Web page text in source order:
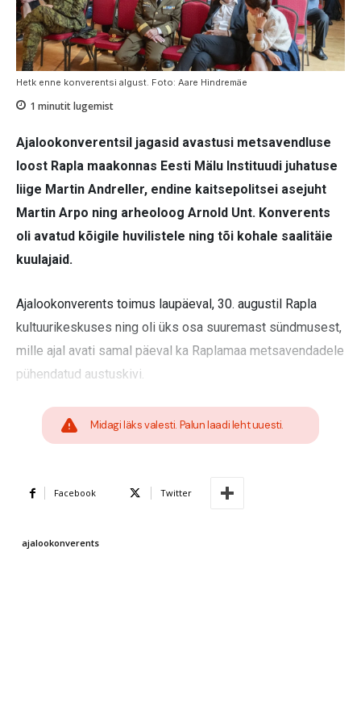
Hetk enne konverentsi algust. Foto: Aare Hindremäe
1 minutit lugemist
Ajalookonverentsil jagasid avastusi metsavendluse
loost Rapla maakonnas Eesti Mälu Instituudi juhatuse
liige Martin Andreller, endine kaitsepolitsei asejuht
Martin Arpo ning arheoloog Arnold Unt. Konverents
oli avatud kõigile huvilistele ning tõi kohale saalitäie
kuulajaid.
Ajalookonverents toimus laupäeval, 30. augustil Rapla
kultuurikeskuses ning oli üks osa suuremast sündmusest,
mille ajal avati samal päeval ka Raplamaa metsavendadele
pühendatud austuskivi.
Midagi läks valesti. Palun laadi leht uuesti.
Facebook Twitter
ajalookonverents